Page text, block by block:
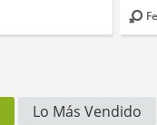
Lo Más Vendido